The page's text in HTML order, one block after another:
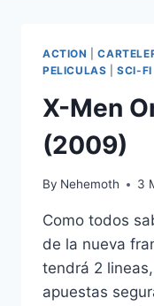
ACTION |
PELICULAS |SCI-FI
X-Men
(2009)
By Nehemoth 3
Como todos
de la nueva
tendrá 2
apuestas